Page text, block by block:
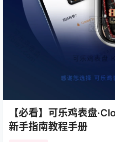
【必看】可乐鸡表盘
新手指南教程手册